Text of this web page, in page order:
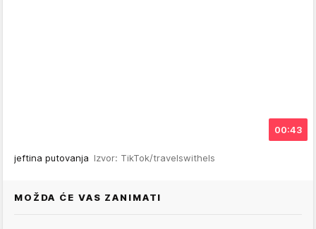
00:43
jeftina putovanja Izvor: TikTok/travelswithels
MOŽDA ĆE VAS ZANIMATI